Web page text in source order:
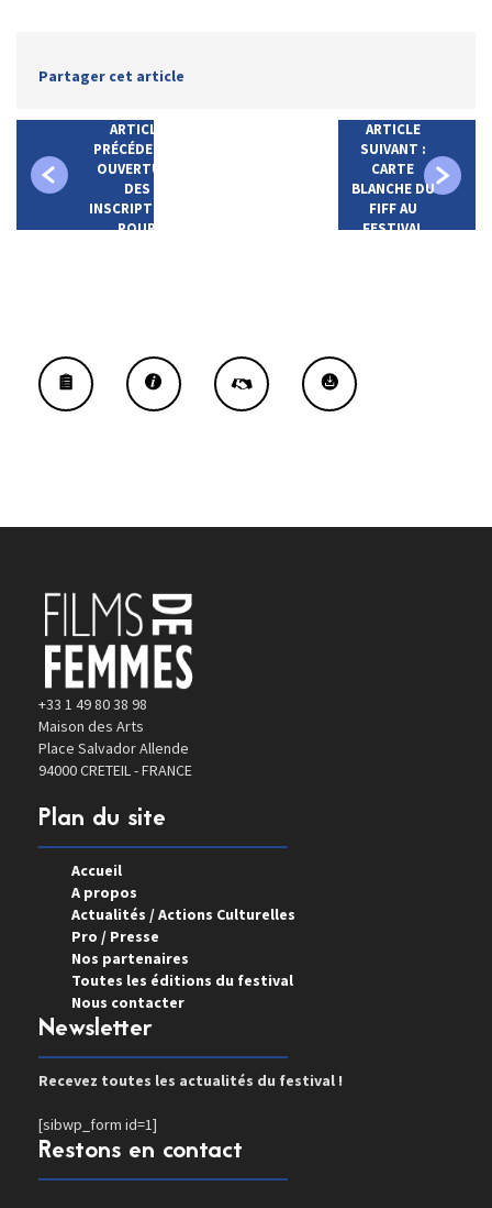
Partager cet article
ARTICLE
PRÉCÉDENT :
OUVERTURE
DES
INSCRIPTIONS
POUR
ARTICLE
SUIVANT :
CARTE
BLANCHE DU
FIFF AU
FESTIVAL
+33 1 49 80 38 98
Maison des Arts
Place Salvador Allende
94000 CRETEIL - FRANCE
Plan du site
Accueil
A propos
Actualités / Actions Culturelles
Pro / Presse
Nos partenaires
Toutes les éditions du festival
Nous contacter
Newsletter
Recevez toutes les actualités du festival !
[sibwp_form id=1]
Restons en contact